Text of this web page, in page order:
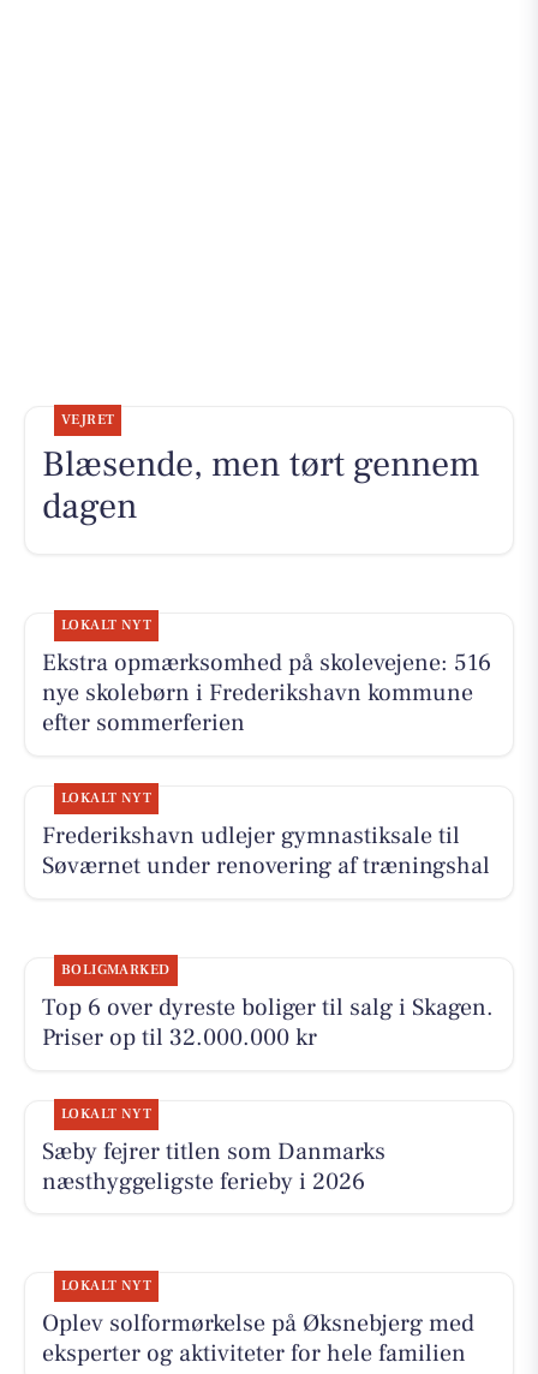
VEJRET
Blæsende, men tørt gennem
dagen
LOKALT NYT
Ekstra opmærksomhed på skolevejene: 516
nye skolebørn i Frederikshavn kommune
efter sommerferien
LOKALT NYT
Frederikshavn udlejer gymnastiksale til
Søværnet under renovering af træningshal
BOLIGMARKED
Top 6 over dyreste boliger til salg i Skagen.
Priser op til 32.000.000 kr
LOKALT NYT
Sæby fejrer titlen som Danmarks
næsthyggeligste ferieby i 2026
LOKALT NYT
Oplev solformørkelse på Øksnebjerg med
eksperter og aktiviteter for hele familien